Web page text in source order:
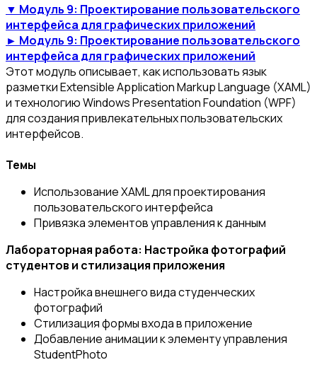
▼ Модуль 9: Проектирование пользовательского
интерфейса для графических приложений
► Модуль 9: Проектирование пользовательского
интерфейса для графических приложений
Этот модуль описывает, как использовать язык
разметки Extensible Application Markup Language (XAML)
и технологию Windows Presentation Foundation (WPF)
для создания привлекательных пользовательских
интерфейсов.
Темы
Использование XAML для проектирования
пользовательского интерфейса
Привязка элементов управления к данным
Лабораторная работа: Настройка фотографий
студентов и стилизация приложения
Настройка внешнего вида студенческих
фотографий
Стилизация формы входа в приложение
Добавление анимации к элементу управления
StudentPhoto